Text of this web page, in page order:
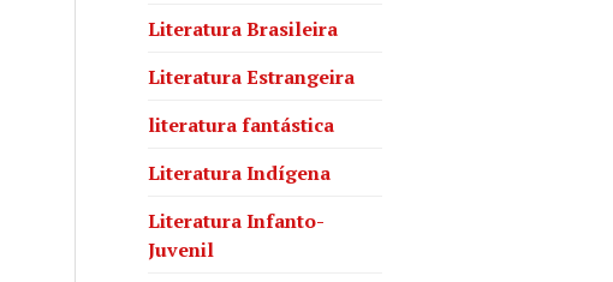
Literatura Brasileira
Literatura Estrangeira
literatura fantástica
Literatura Indígena
Literatura Infanto-
Juvenil